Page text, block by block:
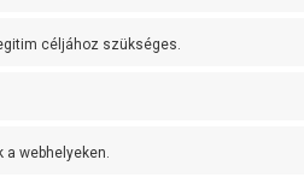
acél
céljához szükséges.
webhelyeken.